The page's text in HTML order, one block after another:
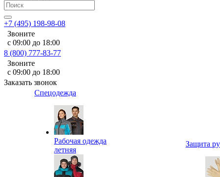
+7 (495) 198-98-08
Звоните
с 09:00 до 18:00
8 (800) 777-83-77
Звоните
с 09:00 до 18:00
Заказать звонок
Спецодежда
Рабочая одежда
летняя
Защита